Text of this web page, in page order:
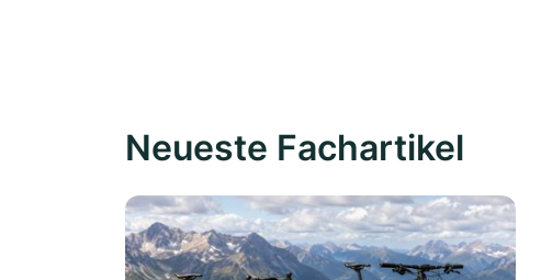
Neueste Fachartikel